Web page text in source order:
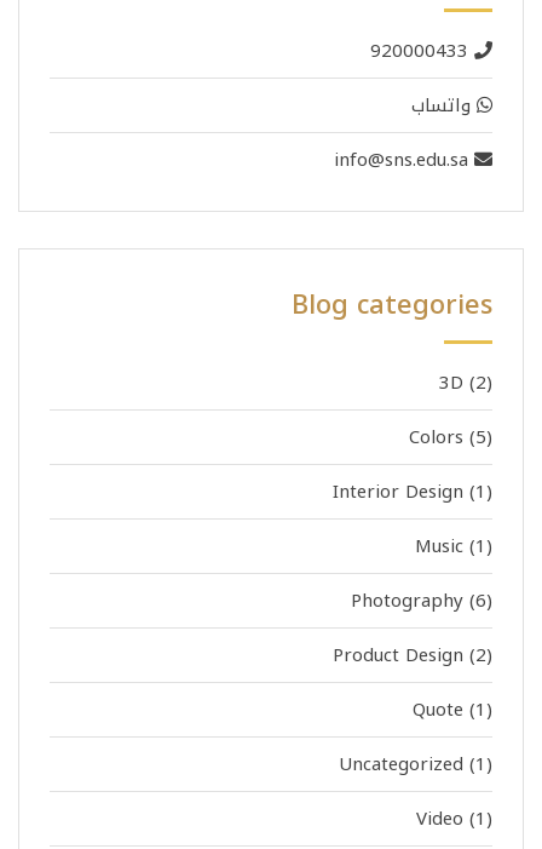
920000433
واتساب
info@sns.edu.sa
Blog categories
3D (2)
Colors (5)
Interior Design (1)
Music(1)
Photography(6)
Product Design (2)
Quote (1)
Uncategorized (1)
Video (1)